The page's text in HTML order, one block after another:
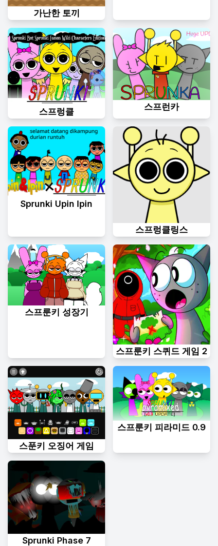
가난한 토끼
스프렁클
스프런카
Sprunki Upin Ipin
스프렁클링스
스프룬키 성장기
스프룬키 스퀴드 게임 2
스푼키 오징어 게임
스프룬키 피라미드 0.9
Sprunki Phase 7